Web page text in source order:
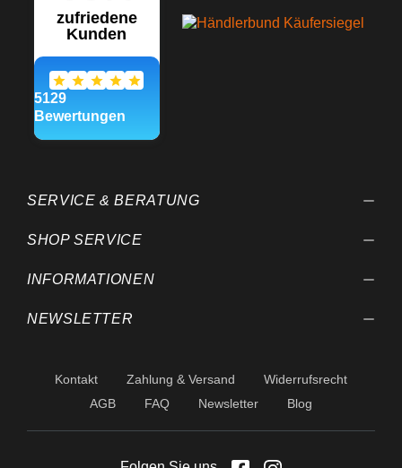
SERVICE & BERATUNG
SHOP SERVICE
INFORMATIONEN
NEWSLETTER
Kontakt Zahlung & Versand
Widerrufsrecht
AGB
FAQ Newsletter Blog